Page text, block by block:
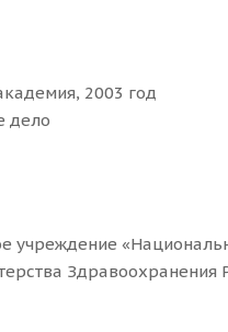
2003 год
дело
учреждение
Здравоохранения